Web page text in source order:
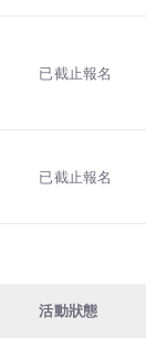
已截止報名
已截止報名
活動狀態